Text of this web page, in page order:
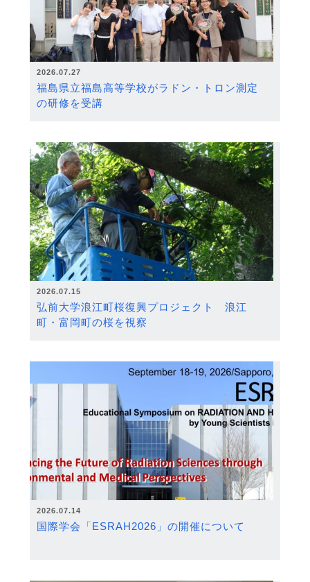
2026.07.27
福島県立福島高等学校がラドン・トロン測定
の研修を受講
2026.07.15
弘前大学浪江町桜復興プロジェクト 浪江
町・富岡町の桜を視察
2026.07.14
国際学会「ESRAH2026」の開催について